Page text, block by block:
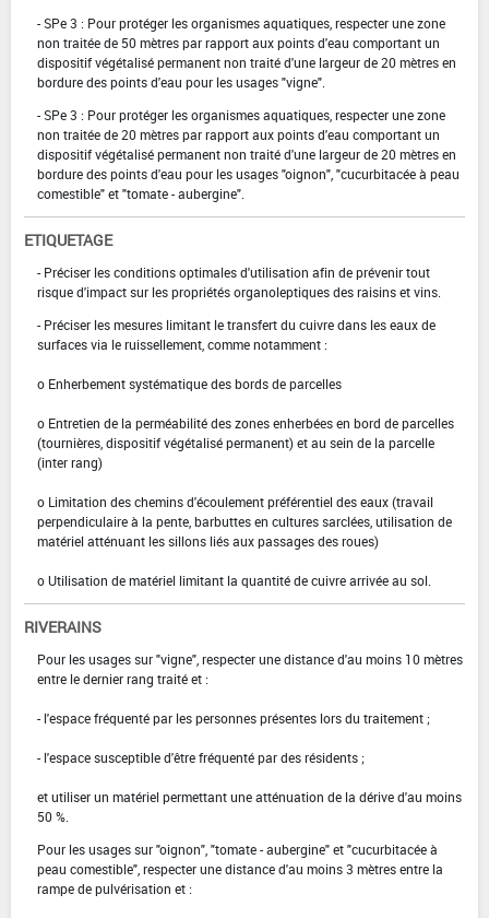
- SPe 3 : Pour protéger les organismes aquatiques, respecter une zone
non traitée de 50 mètres par rapport aux points d'eau comportant un
dispositif végétalisé permanent non traité d'une largeur de 20 mètres en
bordure des points d'eau pour les usages "vigne".
- SPe 3 : Pour protéger les organismes aquatiques, respecter une zone
non traitée de 20 mètres par rapport aux points d'eau comportant un
dispositif végétalisé permanent non traité d'une largeur de 20 mètres en
bordure des points d'eau pour les usages "oignon", "cucurbitacée à peau
comestible" et "tomate - aubergine".
ETIQUETAGE
- Préciser les conditions optimales d'utilisation afin de prévenir tout
risque d'impact sur les propriétés organoleptiques des raisins et vins.
- Préciser les mesures limitant le transfert du cuivre dans les eaux de
surfaces via le ruissellement, comme notamment :
o Enherbement systématique des bords de parcelles
o Entretien de la perméabilité des zones enherbées en bord de parcelles
(tournières, dispositif végétalisé permanent) et au sein de la parcelle
(inter rang)
o Limitation des chemins d'écoulement préférentiel des eaux (travail
perpendiculaire à la pente, barbuttes en cultures sarclées, utilisation de
matériel atténuant les sillons liés aux passages des roues)
o Utilisation de matériel limitant la quantité de cuivre arrivée au sol.
RIVERAINS
Pour les usages sur "vigne", respecter une distance d'au moins 10 mètres
entre le dernier rang traité et :
- l'espace fréquenté par les personnes présentes lors du traitement ;
- l'espace susceptible d'être fréquenté par des résidents ;
et utiliser un matériel permettant une atténuation de la dérive d'au moins
50 %.
Pour les usages sur "oignon", "tomate - aubergine" et "cucurbitacée à
peau comestible", respecter une distance d'au moins 3 mètres entre la
rampe de pulvérisation et :